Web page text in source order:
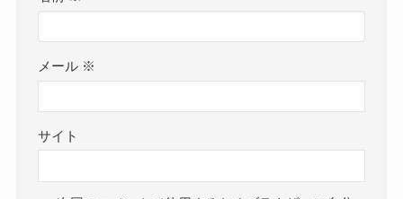
メール ※
サイト